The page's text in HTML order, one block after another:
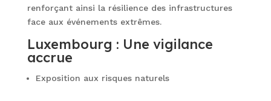
renforçant ainsi la résilience des infrastructures
face aux événements extrêmes.
Luxembourg : Une vigilance
accrue
Exposition aux risques naturels